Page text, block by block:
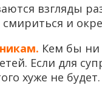
взгляды
и
Кем бы ни
Если для
хуже не